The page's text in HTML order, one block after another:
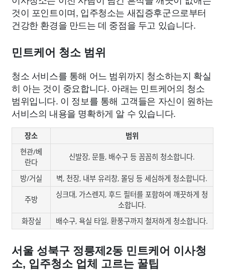
것이 포인트이며, 입주청소는 새집증후군으로부터
건강한 환경을 만드는 데 중점을 두고 있습니다.
민트케어 청소 범위
청소 서비스를 통해 어느 범위까지 청소하는지 확실
히 아는 것이 중요합니다. 아래는 민트케어의 청소
범위입니다. 이 정보를 통해 고객들은 자신이 원하는
서비스의 내용을 명확하게 알 수 있습니다.
장소
범위
현관/베
란다
신발장, 문틀, 배수구 등 꼼꼼히 청소합니다.
방/거실 벽, 천장, 내부 유리창, 몰딩 등 세심하게 청소합니다.
주방
싱크대, 가스렌지, 후드 필터를 포함하여 깨끗하게 청
소합니다.
화장실
배수구, 욕실 타일, 환풍구까지 철저하게 청소합니다.
서울 성북구 정릉제2동 민트케어 이사청
소, 입주청소 업체 고르는 꿀팁